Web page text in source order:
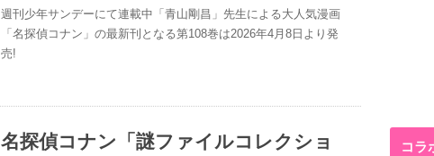
週刊少年サンデーにて連載中「青山剛昌」先生による大人気漫画
「名探偵コナン」の最新刊となる第108巻は2026年4月8日より発
売!
名探偵コナン「謎ファイルコレクショ
コラ